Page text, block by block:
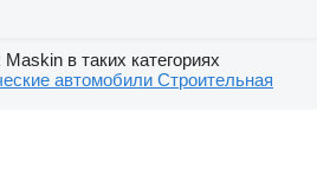
в таких категориях
автомобили Строительная